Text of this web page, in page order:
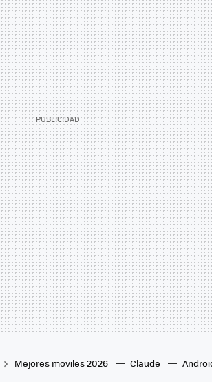
Mejores moviles 2026 Claude